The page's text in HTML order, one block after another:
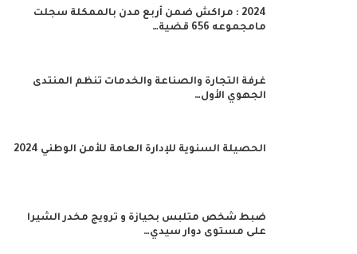
2024 : مراكش ضمن أربع مدن بالممكلة سجلت
مامجموعه 656 قضية…
غرفة التجارة والصناعة والخدمات تنظم المنتدى
الجهوي الأول…
الحصيلة السنوية للإدارة العامة للأمن الوطني 2024
ضبط شخص متلبس بحيازة و ترويج مخدر الشيرا
على مستوى دوار سيدي…